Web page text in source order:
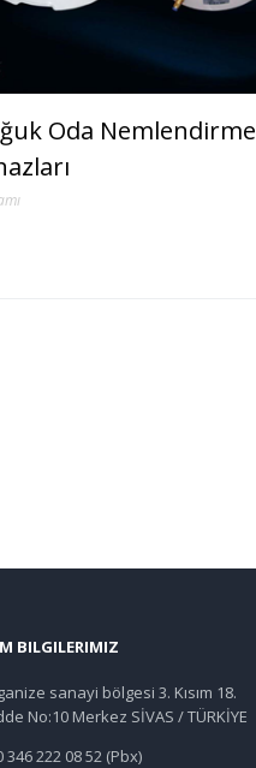
Oda Nemlendirme
BILGILERIMIZ
sanayi bölgesi 3. Kısım 18.
No:10 Merkez SİVAS / TÜRKİYE
346 222 08 52 (Pbx)